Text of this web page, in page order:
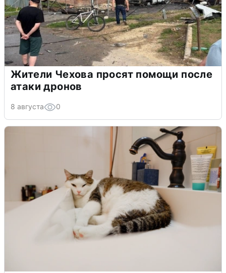
Жители Чехова просят помощи после
атаки дронов
8 августа 0